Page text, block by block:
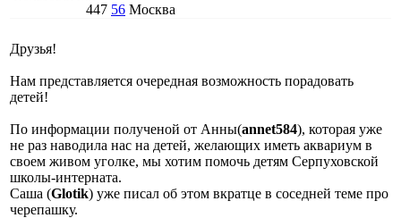
447 56 Москва
Друзья!
Нам представляется очередная возможность порадовать
детей!
По информации полученой от Анны(annet584), которая уже
не раз наводила нас на детей, желающих иметь аквариум в
своем живом уголке, мы хотим помочь детям Серпуховской
школы-интерната.
Саша (Glotik) уже писал об этом вкратце в соседней теме про
черепашку.